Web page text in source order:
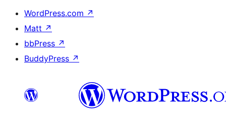
WordPress.com ↗
Matt ↗
bbPress ↗
BuddyPress ↗